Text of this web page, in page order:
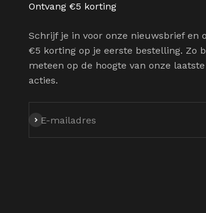
Ontvang €5 korting
Schrijf je in voor onze nieuwsbrief en
€5 korting op je eerste bestelling. Zo
meteen op de hoogte van onze
acties.
E-mailadres
Abonneren